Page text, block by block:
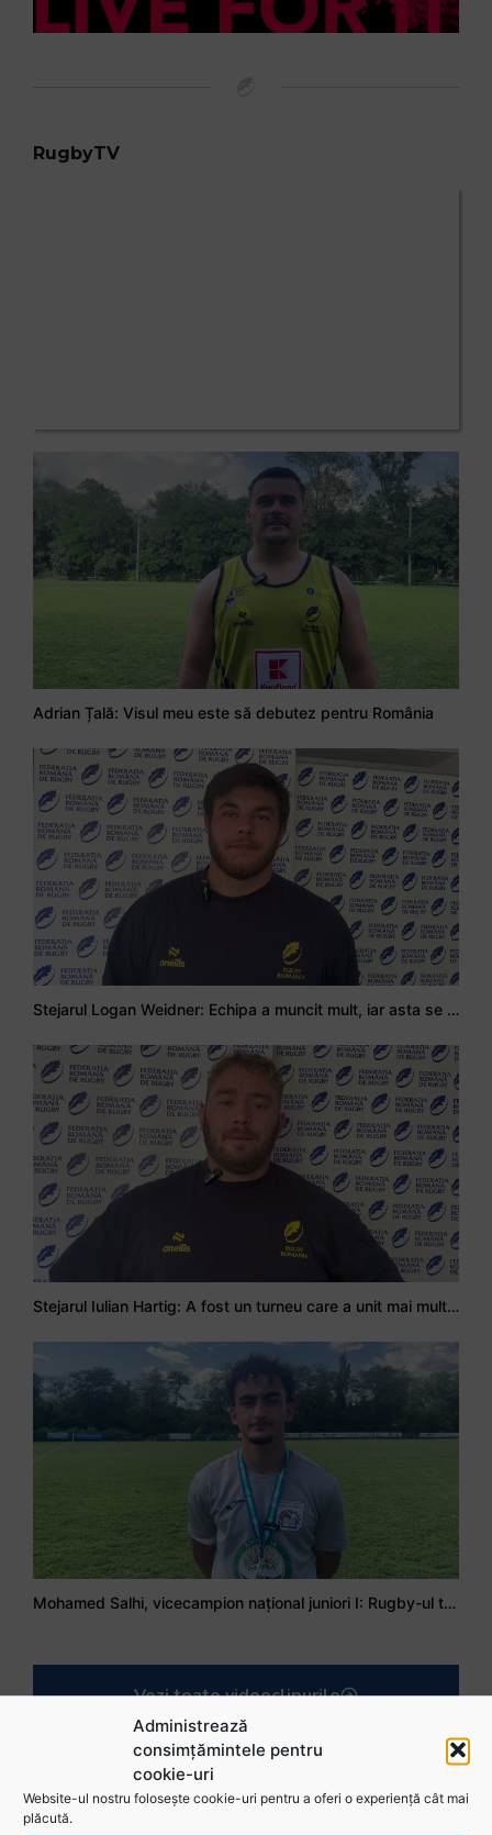
Administrează
consimțămintele pentru
cookie-uri
Website-ul nostru folosește cookie-uri pentru a oferi o experiență cât mai
plăcută.
RugbyTV
Adrian Țală: Visul meu este să debutez pentru România
Stejarul Logan Weidner: Echipa a muncit mult, iar asta se va vedea în meciurile de la Nations Cup
Stejarul Iulian Hartig: A fost un turneu care a unit mai mult echipa
Mohamed Salhi, vicecampion național juniori I: Rugby-ul te învață să accepți și înfrângerile
Vezi toate videoclipurile